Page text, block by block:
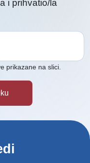
i prihvatio/la
prikazane na slici.